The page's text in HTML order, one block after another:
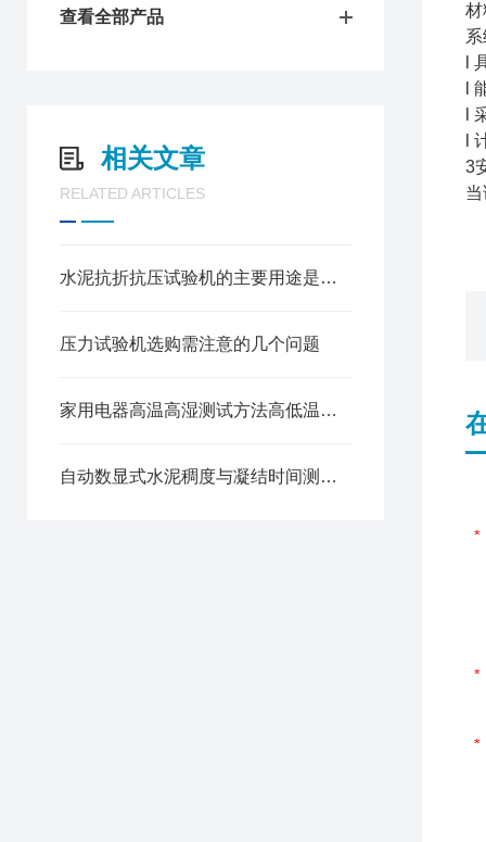
查看全部产品
相关文章
RELATED ARTICLES
水泥抗折抗压试验机的主要用途是什么？
压力试验机选购需注意的几个问题
家用电器高温高湿测试方法高低温湿热试验箱
自动数显式水泥稠度与凝结时间测定仪技术指标
l
l
l
l
3